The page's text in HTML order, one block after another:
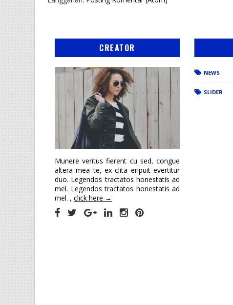
CREATOR
Munere veritus fierent cu sed, congue
altera mea te, ex clita eripuit evertitur
duo. Legendos tractatos honestatis ad
mel. Legendos tractatos honestatis ad
mel. , click here →
NEWS
SLIDER